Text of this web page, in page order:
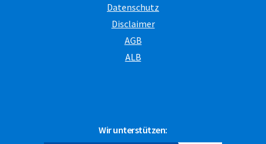
Wir unterstützen:
Datenschutz
Disclaimer
AGB
ALB